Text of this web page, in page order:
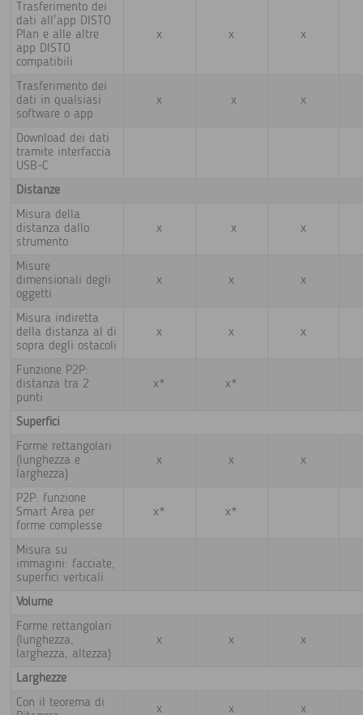
Trasferimento dei
dati all'app DISTO
Plan e alle altre
app DISTO
compatibili
x x x
Trasferimento dei
dati in qualsiasi
software o app
x x x
Download dei dati
tramite interfaccia
USB-C
Distanze
Misura della
distanza dallo
strumento
x x x
Misure
dimensionali degli
oggetti
x x x
Misura indiretta
della distanza al di
sopra degli ostacoli
x x x
Funzione P2P:
distanza tra 2
punti
x* x*
Superfici
Forme rettangolari
(lunghezza e
larghezza)
x x x
P2P: funzione
Smart Area per
forme complesse
x* x*
Misura su
immagini: facciate,
superfici verticali
Volume
Forme rettangolari
(lunghezza,
larghezza, altezza)
x x x
Larghezze
Con il teorema di
x x x